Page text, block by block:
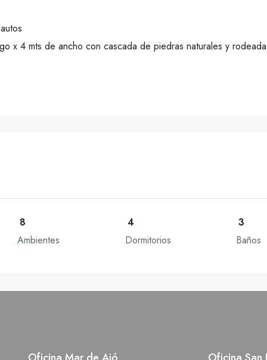
x 4 mts de ancho con cascada de piedras naturales y
8
Ambientes
4
Dormitorios
3
Baños